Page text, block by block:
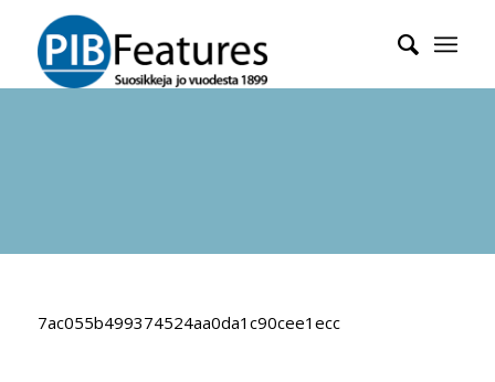
7ac055b499374524aa0da1c90cee1ecc